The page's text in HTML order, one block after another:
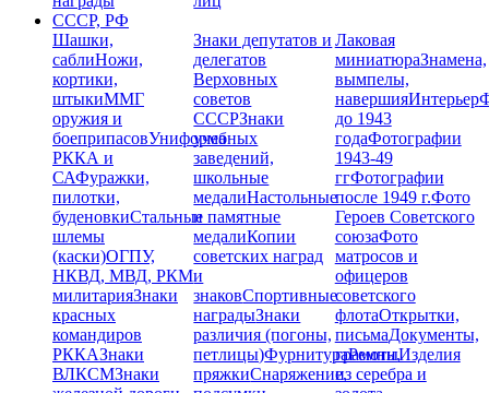
СССР, РФ
Шашки,
саблиНожи,
кортики,
штыкиММГ
оружия и
боеприпасовУниформа
РККА и
САФуражки,
пилотки,
буденовкиСтальные
шлемы
(каски)ОГПУ,
НКВД, МВД, РКМ
милитарияЗнаки
красных
командиров
РККАЗнаки
ВЛКСМЗнаки
Знаки депутатов и
делегатов
Верховных
советов
СССРЗнаки
учебных
заведений,
школьные
медалиНастольные
и памятные
медалиКопии
советских наград
и
знаковСпортивные
наградыЗнаки
различия (погоны,
петлицы)ФурнитураРемни,
пряжкиСнаряжение,
Лаковая
миниатюраЗнамена,
вымпелы,
навершияИнтерьер
до 1943
годаФотографии
1943-49
ггФотографии
после 1949 г.Фото
Героев Советского
союзаФото
матросов и
офицеров
советского
флотаОткрытки,
письмаДокументы,
грамотыИзделия
из серебра и